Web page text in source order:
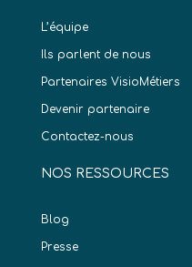
L’équipe
Ils parlent de nous
Partenaires VisioMétiers
Devenir partenaire
Contactez-nous
NOS RESSOURCES
Blog
Presse